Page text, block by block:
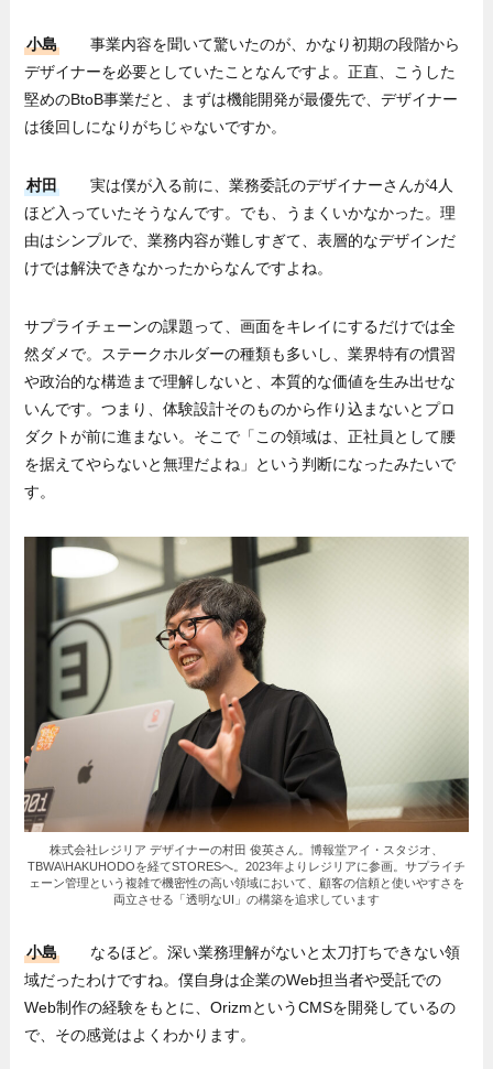
小島
事業内容を聞いて驚いたのが、かなり初期の段階から
デザイナーを必要としていたことなんですよ。正直、こうした
堅めのBtoB事業だと、まずは機能開発が最優先で、デザイナー
は後回しになりがちじゃないですか。
村田
実は僕が入る前に、業務委託のデザイナーさんが4人
ほど入っていたそうなんです。でも、うまくいかなかった。理
由はシンプルで、業務内容が難しすぎて、表層的なデザインだ
けでは解決できなかったからなんですよね。
サプライチェーンの課題って、画面をキレイにするだけでは全
然ダメで。ステークホルダーの種類も多いし、業界特有の慣習
や政治的な構造まで理解しないと、本質的な価値を生み出せな
いんです。つまり、体験設計そのものから作り込まないとプロ
ダクトが前に進まない。そこで「この領域は、正社員として腰
を据えてやらないと無理だよね」という判断になったみたいで
す。
株式会社レジリア デザイナーの村田 俊英さん。博報堂アイ・スタジオ、
TBWA\HAKUHODOを経てSTORESへ。2023年よりレジリアに参画。サプライチ
ェーン管理という複雑で機密性の高い領域において、顧客の信頼と使いやすさを
両立させる「透明なUI」の構築を追求しています
小島
なるほど。深い業務理解がないと太刀打ちできない領
域だったわけですね。僕自身は企業のWeb担当者や受託での
Web制作の経験をもとに、OrizmというCMSを開発しているの
で、その感覚はよくわかります。